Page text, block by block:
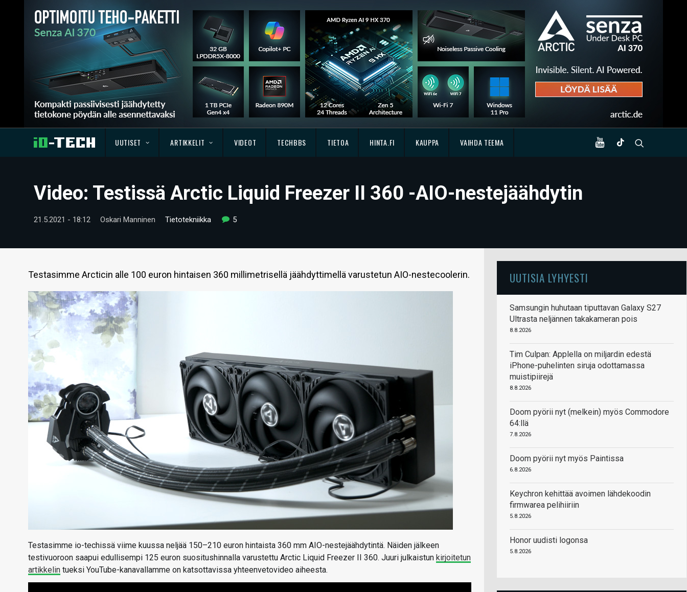
UUTISET ARTIKKELIT VIDEOT TECHBBS TIETOA HINTA.FI KAUPPA VAIHDA TEEMA
Video: Testissä Arctic Liquid Freezer II 360 -AIO-nestejäähdytin
21.5.2021 - 18:12 Oskari Manninen Tietotekniikka 5
Testasimme Arcticin alle 100 euron hintaisen 360 millimetrisellä jäähdyttimellä varustetun AIO-nestecoolerin.
Testasimme io-techissä viime kuussa neljää 150–210 euron hintaista 360 mm AIO-nestejäähdytintä. Näiden jälkeen
testivuoroon saapui edullisempi 125 euron suositushinnalla varustettu Arctic Liquid Freezer II 360. Juuri julkaistun kirjoitetun
artikkelin tueksi YouTube-kanavallamme on katsottavissa yhteenvetovideo aiheesta.
UUTISIA LYHYESTI
Samsungin huhutaan tiputtavan Galaxy S27
Ultrasta neljännen takakameran pois
8.8.2026
Tim Culpan: Applella on miljardin edestä
iPhone-puhelinten siruja odottamassa
muistipiirejä
8.8.2026
Doom pyörii nyt (melkein) myös Commodore
64:llä
7.8.2026
Doom pyörii nyt myös Paintissa
6.8.2026
Keychron kehittää avoimen lähdekoodin
firmwarea pelihiiriin
5.8.2026
Honor uudisti logonsa
5.8.2026